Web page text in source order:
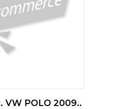
VW POLO 2009..